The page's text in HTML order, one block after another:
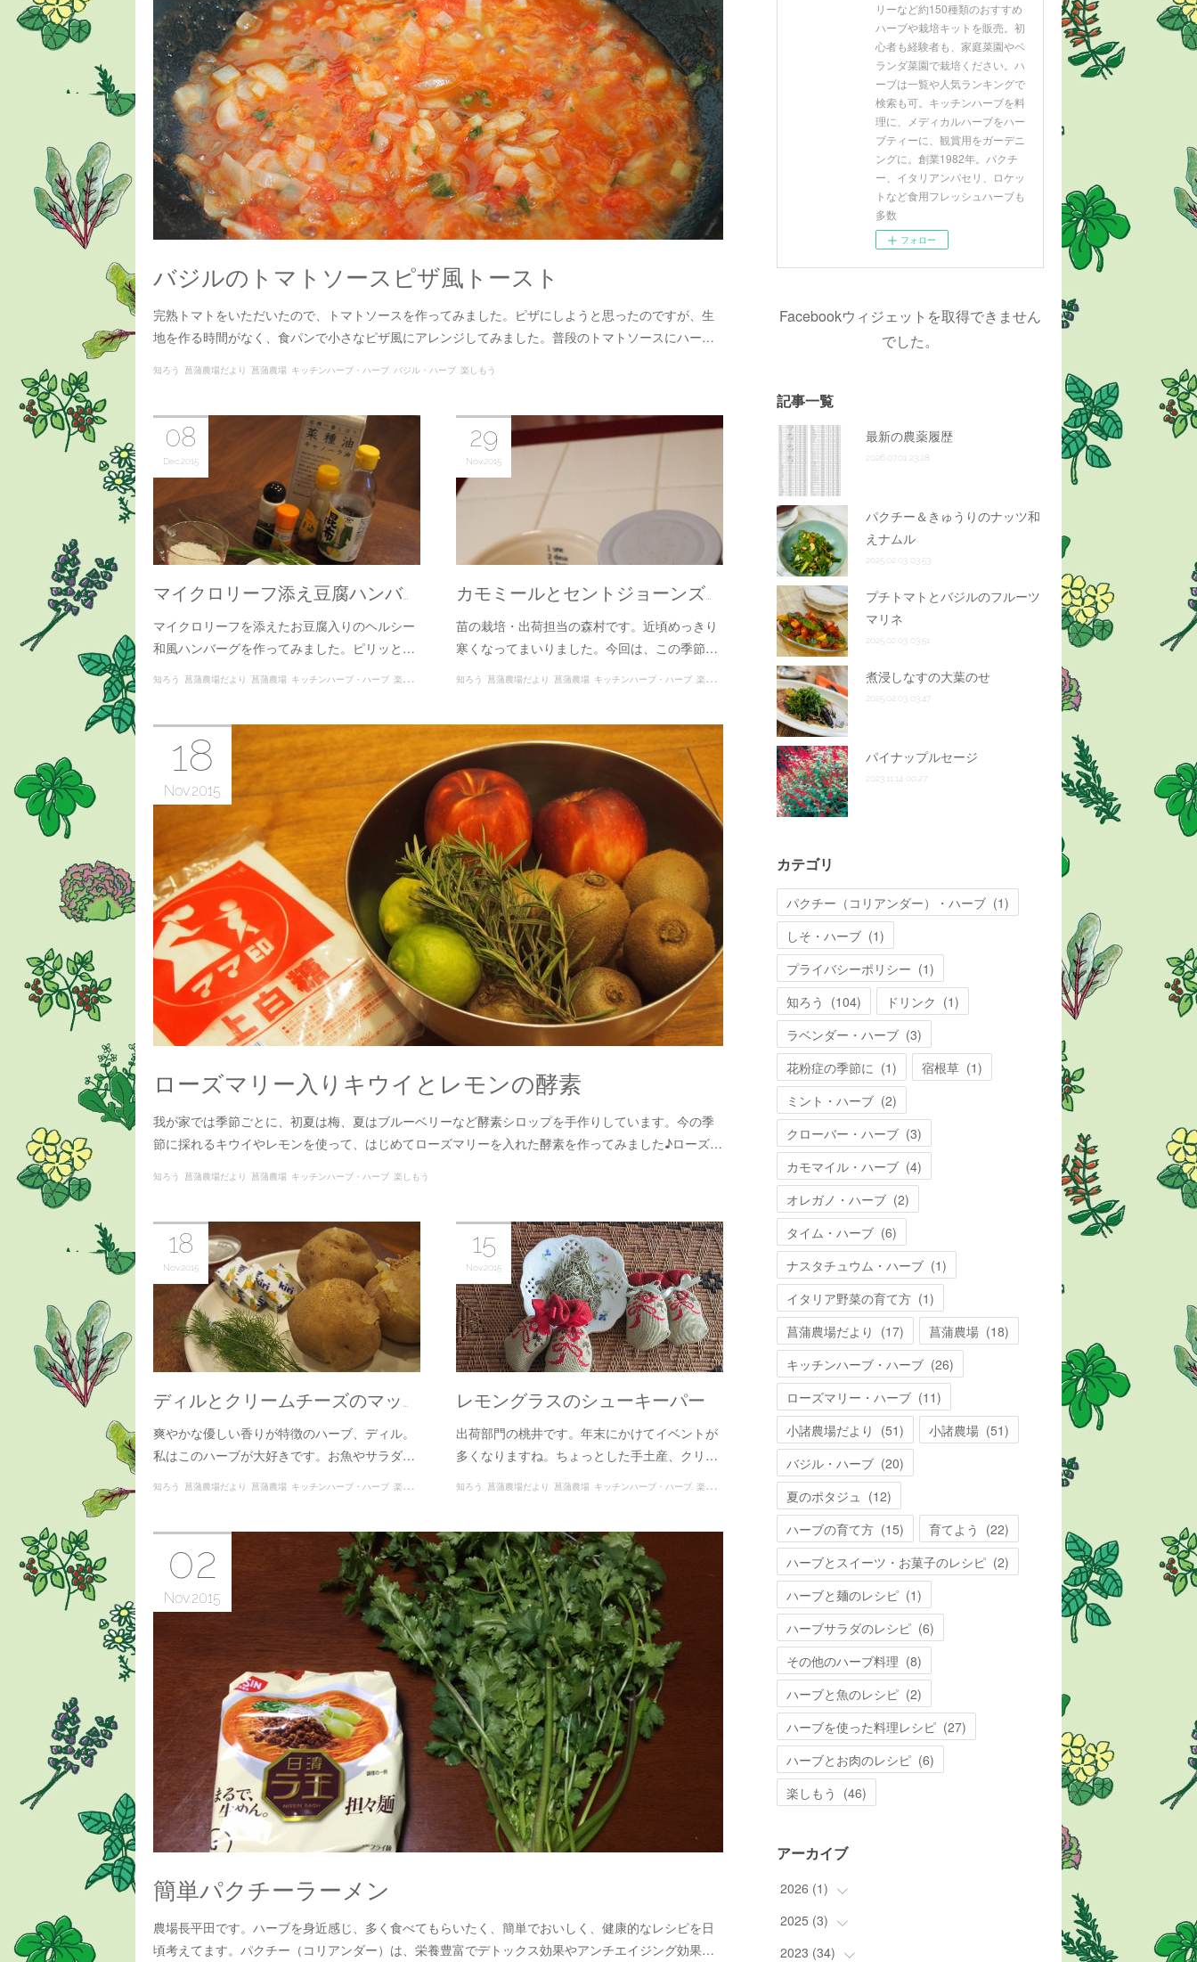
バジルのトマトソースピザ風トースト
完熟トマトをいただいたので、トマトソースを作ってみました。ピザにしようと思ったのですが、生
地を作る時間がなく、食パンで小さなピザ風にアレンジしてみました。普段のトマトソースにハー…
知ろう 菖蒲農場だより 菖蒲農場 キッチンハーブ・ハーブ バジル・ハーブ 楽しもう
マイクロリーフ添え豆腐ハンバ…
マイクロリーフを添えたお豆腐入りのヘルシー
和風ハンバーグを作ってみました。ピリッと…
08
Dec 2015
知ろう 菖蒲農場だより 菖蒲農場 キッチンハーブ・ハーブ 楽しもう
カモミールとセントジョーンズ…
苗の栽培・出荷担当の森村です。近頃めっきり
寒くなってまいりました。今回は、この季節…
29
Nov 2015
知ろう 菖蒲農場だより 菖蒲農場 キッチンハーブ・ハーブ 楽しもう
ローズマリー入りキウイとレモンの酵素
我が家では季節ごとに、初夏は梅、夏はブルーベリーなど酵素シロップを手作りしています。今の季
節に採れるキウイやレモンを使って、はじめてローズマリーを入れた酵素を作ってみました♪ローズ…
18
Nov 2015
知ろう 菖蒲農場だより 菖蒲農場 キッチンハーブ・ハーブ 楽しもう
ディルとクリームチーズのマッ…
爽やかな優しい香りが特徴のハーブ、ディル。
私はこのハーブが大好きです。お魚やサラダ…
18
Nov 2015
知ろう 菖蒲農場だより 菖蒲農場 キッチンハーブ・ハーブ 楽しもう
レモングラスのシューキーパー
出荷部門の桃井です。年末にかけてイベントが
多くなりますね。ちょっとした手土産、クリ…
15
Nov 2015
知ろう 菖蒲農場だより 菖蒲農場 キッチンハーブ・ハーブ 楽しもう
簡単パクチーラーメン
農場長平田です。ハーブを身近感じ、多く食べてもらいたく、簡単でおいしく、健康的なレシピを日
頃考えてます。パクチー（コリアンダー）は、栄養豊富でデトックス効果やアンチエイジング効果…
02
Nov 2015
リーなど約150種類のおすすめ
ハーブや栽培キットを販売。初
心者も経験者も、家庭菜園やベ
ランダ菜園で栽培ください。ハ
ーブは一覧や人気ランキングで
検索も可。キッチンハーブを料
理に、メディカルハーブをハー
ブティーに、観賞用をガーデニ
ングに。創業1982年。パクチ
ー、イタリアンパセリ、ロケッ
トなど食用フレッシュハーブも
多数
フォロー
Facebookウィジェットを取得できません
でした。
記事一覧
最新の農薬履歴
2026.07.01 23:28
パクチー＆きゅうりのナッツ和
えナムル
2025.02.03 03:53
プチトマトとバジルのフルーツ
マリネ
2025.02.03 03:51
煮浸しなすの大葉のせ
2025.02.03 03:47
パイナップルセージ
2023.11.14 00:27
カテゴリ
パクチー（コリアンダー）・ハーブ (1)
しそ・ハーブ (1)
プライバシーポリシー (1)
知ろう (104) ドリンク (1)
ラベンダー・ハーブ (3)
花粉症の季節に (1) 宿根草 (1)
ミント・ハーブ (2)
クローバー・ハーブ (3)
カモマイル・ハーブ (4)
オレガノ・ハーブ (2)
タイム・ハーブ (6)
ナスタチュウム・ハーブ (1)
イタリア野菜の育て方 (1)
菖蒲農場だより (17) 菖蒲農場 (18)
キッチンハーブ・ハーブ (26)
ローズマリー・ハーブ (11)
小諸農場だより (51) 小諸農場 (51)
バジル・ハーブ (20)
夏のポタジュ (12)
ハーブの育て方 (15) 育てよう (22)
ハーブとスイーツ・お菓子のレシピ (2)
ハーブと麺のレシピ (1)
ハーブサラダのレシピ (6)
その他のハーブ料理 (8)
ハーブと魚のレシピ (2)
ハーブを使った料理レシピ (27)
ハーブとお肉のレシピ (6)
楽しもう (46)
アーカイブ
2026 (1)
(1
2025 (3)
(3)
2023 (34)